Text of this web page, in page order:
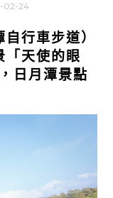
02-24
行車步道）
「天使的眼
日月潭景點